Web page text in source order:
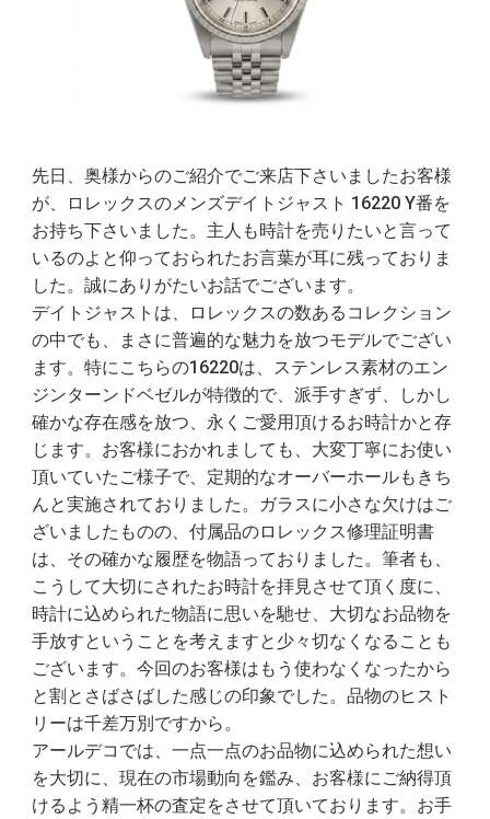
先日、奥様からのご紹介でご来店下さいましたお客様
が、ロレックスのメンズデイトジャスト 16220 Y番を
お持ち下さいました。主人も時計を売りたいと言って
いるのよと仰っておられたお言葉が耳に残っておりま
した。誠にありがたいお話でございます。
デイトジャストは、ロレックスの数あるコレクション
の中でも、まさに普遍的な魅力を放つモデルでござい
ます。特にこちらの16220は、ステンレス素材のエン
ジンターンドベゼルが特徴的で、派手すぎず、しかし
確かな存在感を放つ、永くご愛用頂けるお時計かと存
じます。お客様におかれましても、大変丁寧にお使い
頂いていたご様子で、定期的なオーバーホールもきち
んと実施されておりました。ガラスに小さな欠けはご
ざいましたものの、付属品のロレックス修理証明書
は、その確かな履歴を物語っておりました。筆者も、
こうして大切にされたお時計を拝見させて頂く度に、
時計に込められた物語に思いを馳せ、大切なお品物を
手放すということを考えますと少々切なくなることも
ございます。今回のお客様はもう使わなくなったから
と割とさばさばした感じの印象でした。品物のヒスト
リーは千差万別ですから。
アールデコでは、一点一点のお品物に込められた想い
を大切に、現在の市場動向を鑑み、お客様にご納得頂
けるよう精一杯の査定をさせて頂いております。お手